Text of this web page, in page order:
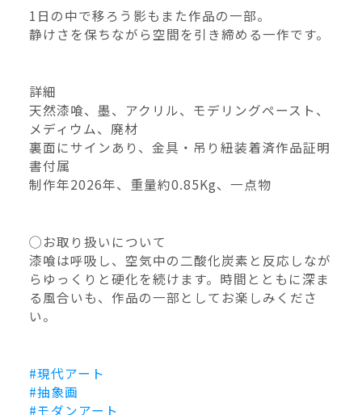
幅 –
1日の中で移ろう影もまた作品の一部。
静けさを保ちながら空間を引き締める一作です。
詳細
天然漆喰、墨、アクリル、モデリングペースト、
メディウム、廃材
裏面にサインあり、金具・吊り紐装着済作品証明
書付属
制作年2026年、重量約0.85Kg、一点物
◯お取り扱いについて
漆喰は呼吸し、空気中の二酸化炭素と反応しなが
らゆっくりと硬化を続けます。時間とともに深ま
る風合いも、作品の一部としてお楽しみくださ
い。
#現代アート
#抽象画
#モダンアート